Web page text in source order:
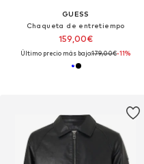
GUESS
Chaqueta de entretiempo
159,00€
Último precio más bajo:179,00€-11%